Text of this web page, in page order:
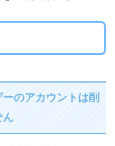
のアカウントは削
ん